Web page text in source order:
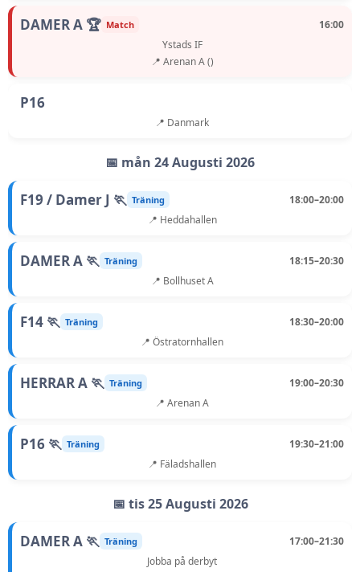
DAMER A 🏆 Match
16:00
Ystads IF
📍 Arenan A ()
P16
📍 Danmark
📅 mån 24 Augusti 2026
F19 / Damer J 🏃 Träning
18:00–20:00
📍 Heddahallen
DAMER A 🏃 Träning
18:15–20:30
📍 Bollhuset A
F14 🏃 Träning
18:30–20:00
📍 Östratornhallen
HERRAR A 🏃 Träning
19:00–20:30
📍 Arenan A
P16 🏃 Träning
19:30–21:00
📍 Fäladshallen
📅 tis 25 Augusti 2026
DAMER A 🏃 Träning
17:00–21:30
Jobba på derbyt